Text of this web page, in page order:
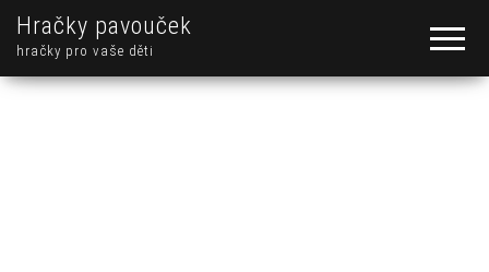
Hračky pavouček
hračky pro vaše děti